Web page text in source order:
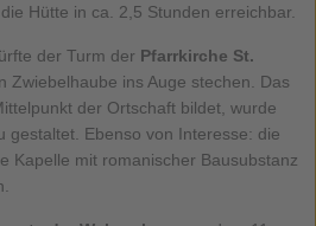
Hütte in ca. 2,5 Stunden erreichbar.
der Turm der Pfarrkirche St.
Zwiebelhaube ins Auge stechen. Das
der Ortschaft bildet, wurde
gestaltet. Ebenso von Interesse: die
Kapelle mit romanischer Bausubstanz